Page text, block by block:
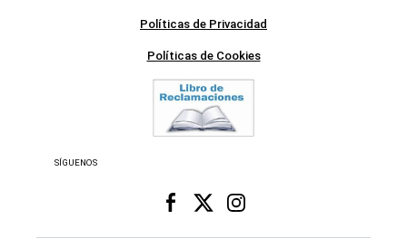
Políticas de Privacidad
Políticas de Cookies
SÍGUENOS